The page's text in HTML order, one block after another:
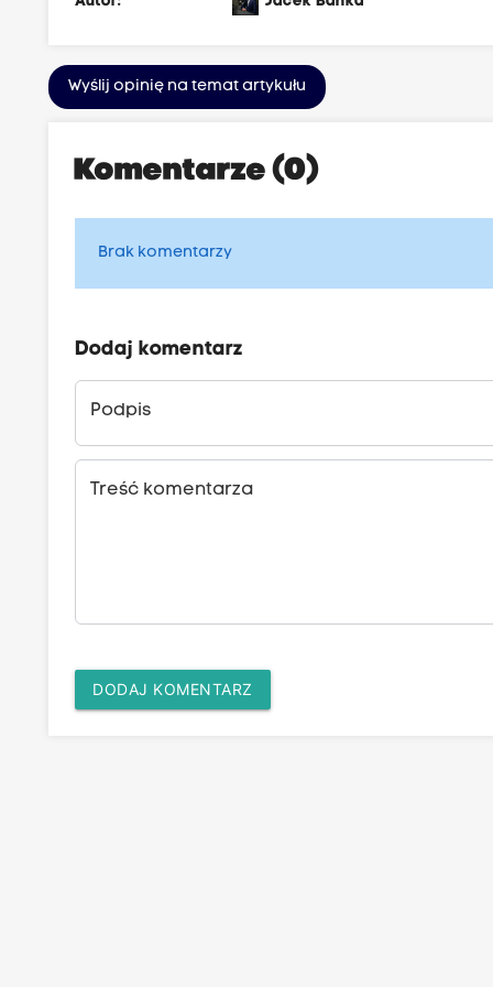
Wyślij opinię na temat artykułu
Komentarze (0)
Brak komentarzy
Dodaj komentarz
Podpis
Treść komentarza
DODAJ KOMENTARZ